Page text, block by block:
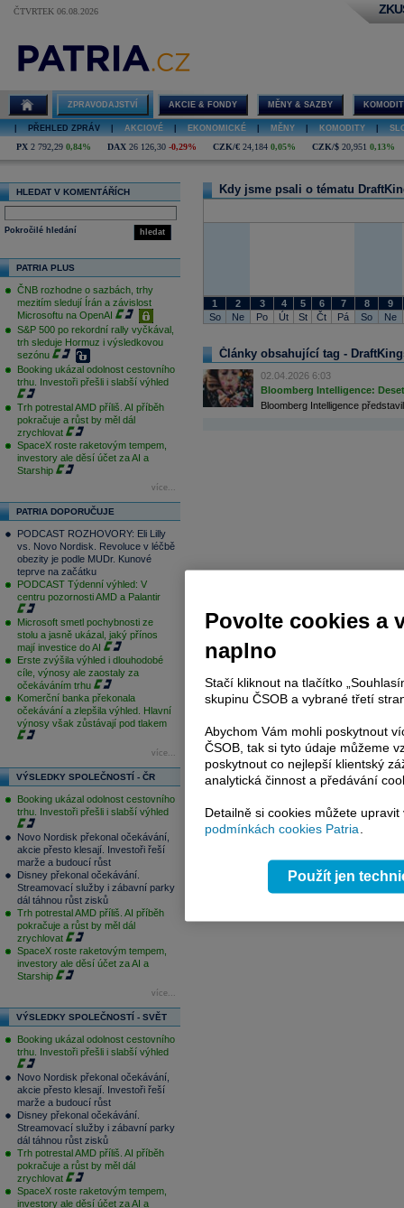
ČTVRTEK 06.08.2026
ZPRAVODAJSTVÍ AKCIE & FONDY MĚNY & SAZBY
PŘEHLED ZPRÁV AKCIOVÉ EKONOMICKÉ MĚNY KOMODITY
PX 2 792,29 0,84% DAX 26 126,30 -0,29% CZK/€ 24,184 0,05% CZK/$ 20,951 0,13%
HLEDAT V KOMENTÁŘÍCH
hledat
Pokročilé hledání
PATRIA PLUS
ČNB rozhodne o sazbách, trhy
mezitím sledují Írán a závislost
Microsoftu na OpenAI
S&P 500 po rekordní rally vyčkával,
trh sleduje Hormuz i výsledkovou
sezónu
Booking ukázal odolnost cestovního
trhu. Investoři přešli i slabší výhled
Trh potrestal AMD příliš. AI příběh
pokračuje a růst by měl dál
zrychlovat
SpaceX roste raketovým tempem,
investory ale děsí účet za AI a
Starship
více...
PATRIA DOPORUČUJE
PODCAST ROZHOVORY: Eli Lilly
vs. Novo Nordisk. Revoluce v léčbě
obezity je podle MUDr. Kunové
teprve na začátku
PODCAST Týdenní výhled: V
centru pozornosti AMD a Palantir
Microsoft smetl pochybnosti ze
stolu a jasně ukázal, jaký přínos
mají investice do AI
Erste zvýšila výhled i dlouhodobé
cíle, výnosy ale zaostaly za
očekáváním trhu
Komerční banka překonala
očekávání a zlepšila výhled. Hlavní
výnosy však zůstávají pod tlakem
více...
VÝSLEDKY SPOLEČNOSTÍ - ČR
Booking ukázal odolnost cestovního
trhu. Investoři přešli i slabší výhled
Novo Nordisk překonal očekávání,
akcie přesto klesají. Investoři řeší
marže a budoucí růst
Disney překonal očekávání.
Streamovací služby i zábavní parky
dál táhnou růst zisků
Trh potrestal AMD příliš. AI příběh
pokračuje a růst by měl dál
zrychlovat
SpaceX roste raketovým tempem,
investory ale děsí účet za AI a
Starship
více...
VÝSLEDKY SPOLEČNOSTÍ - SVĚT
Booking ukázal odolnost cestovního
trhu. Investoři přešli i slabší výhled
Novo Nordisk překonal očekávání,
akcie přesto klesají. Investoři řeší
marže a budoucí růst
Disney překonal očekávání.
Streamovací služby i zábavní parky
dál táhnou růst zisků
Trh potrestal AMD příliš. AI příběh
pokračuje a růst by měl dál
zrychlovat
SpaceX roste raketovým tempem,
investory ale děsí účet za AI a
Kdy jsme psali o tématu
1 2 3 4 5 6 7 8
9
So
Ne Po Út St Čt Pá So Ne
Články obsahující tag -
02.04.2026 6:03
Bloomberg Intelligence:
Bloomberg Intelligence
Povolte cookies a
naplno
Stačí kliknout na tlačítko
skupinu ČSOB a vybrané třetí
Abychom Vám mohli poskytnout
ČSOB, tak si tyto údaje můžeme
poskytnout co nejlepší klientský
analytická činnost a předávání
Detailně si cookies můžete
podmínkách cookies Patria.
Použít jen